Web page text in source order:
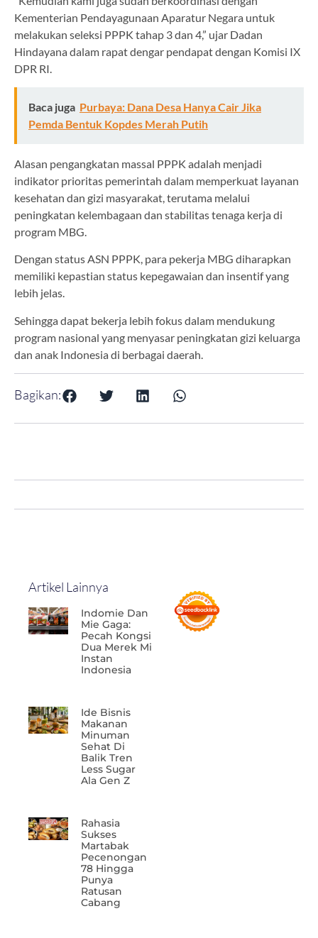
Kementerian Pendayagunaan Aparatur Negara untuk
melakukan seleksi PPPK tahap 3 dan 4,” ujar Dadan
Hindayana dalam rapat dengar pendapat dengan Komisi IX
DPR RI.
Baca juga Purbaya: Dana Desa Hanya Cair Jika
Pemda Bentuk Kopdes Merah Putih
Alasan pengangkatan massal PPPK adalah menjadi
indikator prioritas pemerintah dalam memperkuat layanan
kesehatan dan gizi masyarakat, terutama melalui
peningkatan kelembagaan dan stabilitas tenaga kerja di
program MBG.
Dengan status ASN PPPK, para pekerja MBG diharapkan
memiliki kepastian status kepegawaian dan insentif yang
lebih jelas.
Sehingga dapat bekerja lebih fokus dalam mendukung
program nasional yang menyasar peningkatan gizi keluarga
dan anak Indonesia di berbagai daerah.
Bagikan:
Artikel Lainnya
Indomie Dan
Mie Gaga:
Pecah Kongsi
Dua Merek Mi
Instan
Indonesia
Ide Bisnis
Makanan
Minuman
Sehat Di
Balik Tren
Less Sugar
Ala Gen Z
Rahasia
Sukses
Martabak
Pecenongan
78 Hingga
Punya
Ratusan
Cabang